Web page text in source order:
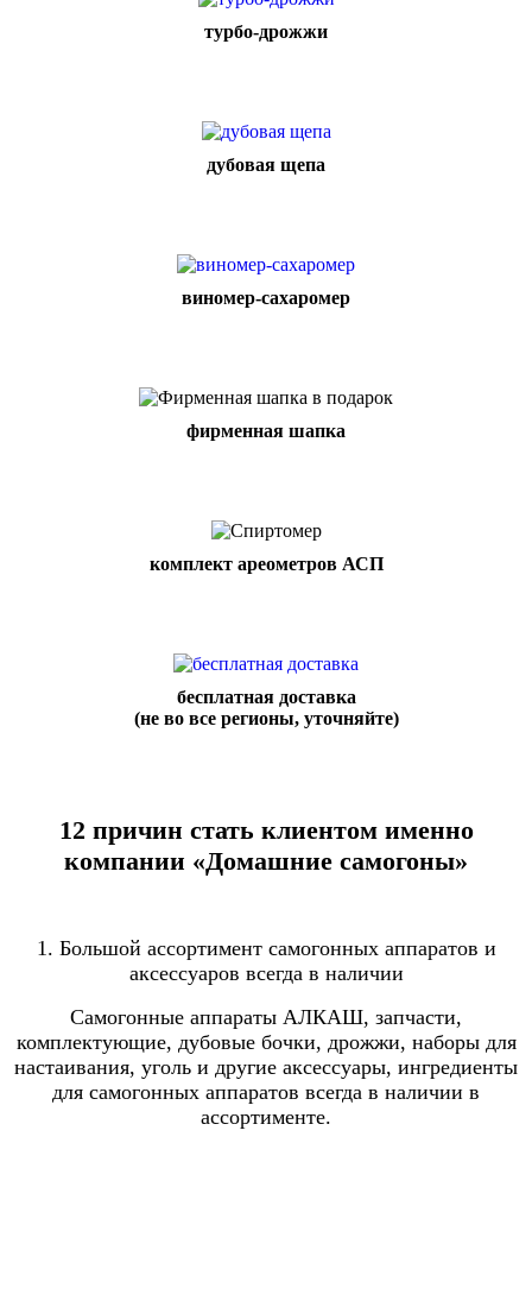
турбо-дрожжи
дубовая щепа
виномер-сахаромер
фирменная шапка
комплект ареометров АСП
бесплатная доставка
(не во все регионы, уточняйте)
12 причин стать клиентом именно
компании «Домашние самогоны»
1. Большой ассортимент самогонных аппаратов и
аксессуаров всегда в наличии
Самогонные аппараты АЛКАШ, запчасти,
комплектующие, дубовые бочки, дрожжи, наборы для
настаивания, уголь и другие аксессуары, ингредиенты
для самогонных аппаратов всегда в наличии в
ассортименте.